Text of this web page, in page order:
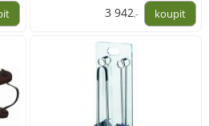
3 942,-
3 258,00